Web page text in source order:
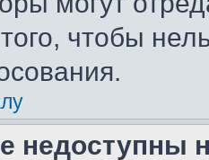
чтобы
недоступны